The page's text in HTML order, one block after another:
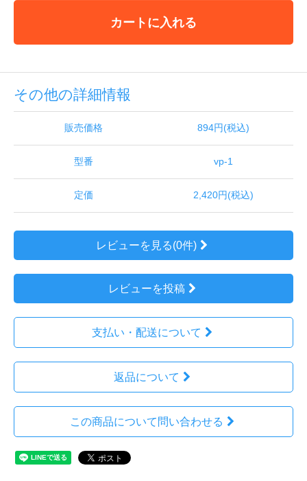
カートに入れる
その他の詳細情報
販売価格 894円(税込)
型番 vp-1
定価 2,420円(税込)
レビューを見る(0件)
レビューを投稿
支払い・配送について
返品について
この商品について問い合わせる